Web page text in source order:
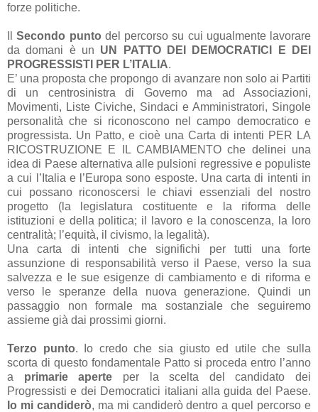
forze politiche.
IlSecondo punto del percorso su cui ugualmente lavorare
da domani è un UN PATTO DEI DEMOCRATICI E DEI
PROGRESSISTI PER L’ITALIA.
E’ una proposta che propongo di avanzare non solo ai Partiti
di un centrosinistra di Governo ma ad Associazioni,
Movimenti, Liste Civiche, Sindaci e Amministratori, Singole
personalità che si riconoscono nel campo democratico e
progressista. Un Patto, e cioè una Carta di intenti PER LA
RICOSTRUZIONE E IL CAMBIAMENTO che delinei una
idea di Paese alternativa alle pulsioni regressive e populiste
a cui l’Italia e l’Europa sono esposte. Una carta di intenti in
cui possano riconoscersi le chiavi essenziali del nostro
progetto (la legislatura costituente e la riforma delle
istituzioni e della politica; il lavoro e la conoscenza, la loro
centralità; l’equità, il civismo, la legalità).
Una carta di intenti che significhi per tutti una forte
assunzione di responsabilità verso il Paese, verso la sua
salvezza e le sue esigenze di cambiamento e di riforma e
verso le speranze della nuova generazione. Quindi un
passaggio non formale ma sostanziale che seguiremo
assieme già dai prossimi giorni.
Terzo punto. Io credo che sia giusto ed utile che sulla
scorta di questo fondamentale Patto si proceda entro l’anno
a primarie aperte per la scelta del candidato dei
Progressisti e dei Democratici italiani alla guida del Paese.
Io mi candiderò, ma mi candiderò dentro a quel percorso e